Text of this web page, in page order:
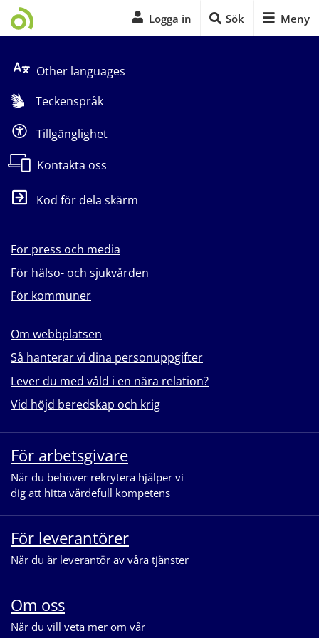
Logga in Sök Meny
Other languages
Teckenspråk
Tillgänglighet
Kontakta oss
Kod för dela skärm
För press och media
För hälso- och sjukvården
För kommuner
Om webbplatsen
Så hanterar vi dina personuppgifter
Lever du med våld i en nära relation?
Vid höjd beredskap och krig
För arbetsgivare
När du behöver rekrytera hjälper vi
dig att hitta värdefull kompetens
För leverantörer
När du är leverantör av våra tjänster
Om oss
När du vill veta mer om vår